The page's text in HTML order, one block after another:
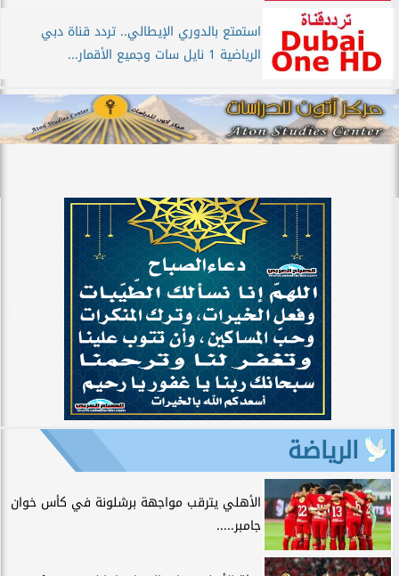
استمتع بالدوري الإيطالي.. تردد قناة دبي
الرياضية 1 نايل سات وجميع الأقمار...
الرياضة
الأهلي يترقب مواجهة برشلونة في كأس خوان
جامبر.....